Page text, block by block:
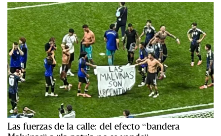
Las fuerzas de la calle: del efecto “bandera